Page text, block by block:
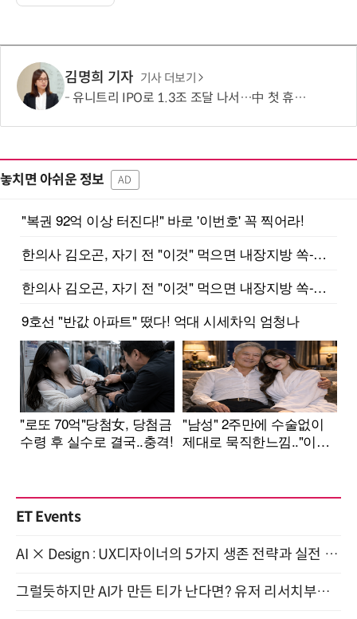
김명희 기자 기사 더보기
유니트리 IPO로 1.3조 조달 나서…中 첫 휴머노이드 상장사 탄생 임박
놓치면 아쉬운 정보 AD
ET Events
AI × Design : UX디자이너의 5가지 생존 전략과 실전 대응 8월 28일 개최
그럴듯하지만 AI가 만든 티가 난다면? 유저 리서치부터 배포까지! (9/15)